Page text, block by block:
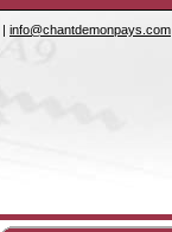
| info@chantdemonpays.com